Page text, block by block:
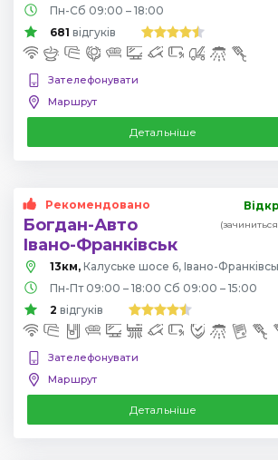
Пн-Сб 09:00 – 18:00
681 відгуків
Зателефонувати
Маршрут
Детальніше
Рекомендовано
Богдан-Авто
Івано-Франківськ
13км, Калуське шосе 6, Івано-
Пн-Пт 09:00 – 18:00 Сб 09:00 – 15:00
2 відгуків
Зателефонувати
Маршрут
Детальніше